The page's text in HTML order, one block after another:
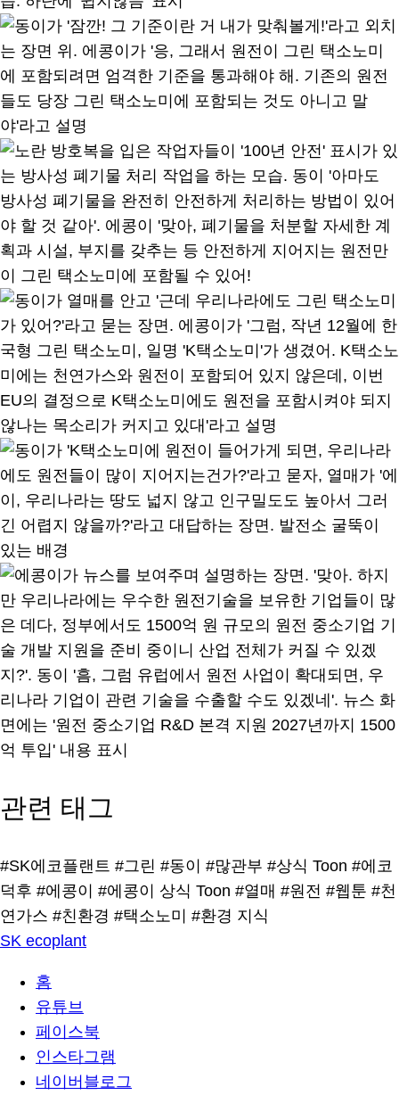
관련 태그
#SK에코플랜트 #그린 #동이 #많관부 #상식 Toon #에코
덕후 #에콩이 #에콩이 상식 Toon #열매 #원전 #웹툰 #천
연가스 #친환경 #택소노미
#환경 지식
SK ecoplant
홈
유튜브
페이스북
인스타그램
네이버블로그